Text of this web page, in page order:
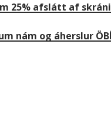
25% afslátt af
nám og áherslur